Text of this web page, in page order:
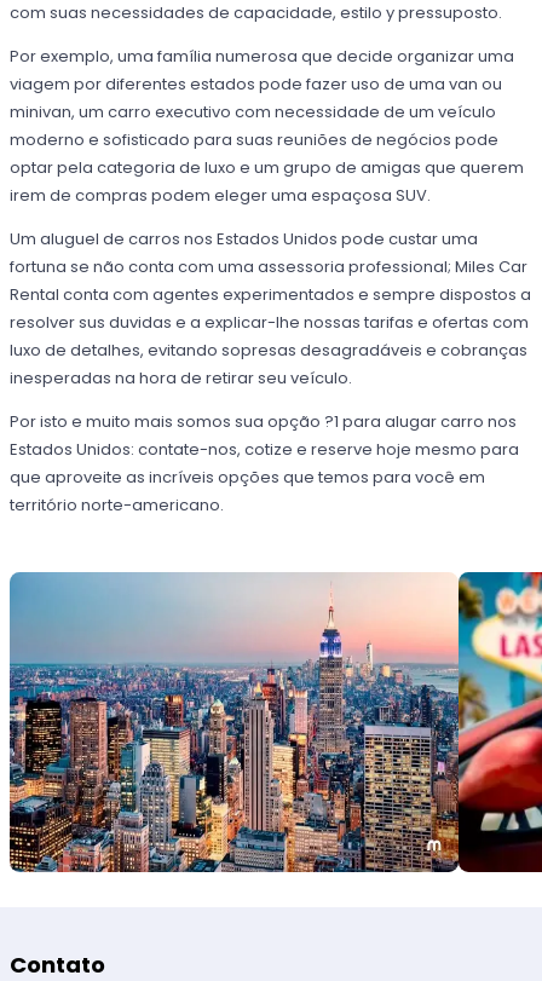
com suas necessidades de capacidade, estilo y pressuposto.
Por exemplo, uma família numerosa que decide organizar uma
viagem por diferentes estados pode fazer uso de uma van ou
minivan, um carro executivo com necessidade de um veículo
moderno e sofisticado para suas reuniões de negócios pode
optar pela categoria de luxo e um grupo de amigas que querem
irem de compras podem eleger uma espaçosa SUV.
Um aluguel de carros nos Estados Unidos pode custar uma
fortuna se não conta com uma assessoria professional; Miles Car
Rental conta com agentes experimentados e sempre dispostos a
resolver sus duvidas e a explicar-lhe nossas tarifas e ofertas com
luxo de detalhes, evitando sopresas desagradáveis e cobranças
inesperadas na hora de retirar seu veículo.
Por isto e muito mais somos sua opção ?1 para alugar carro nos
Estados Unidos: contate-nos, cotize e reserve hoje mesmo para
que aproveite as incríveis opções que temos para você em
território norte-americano.
Contato